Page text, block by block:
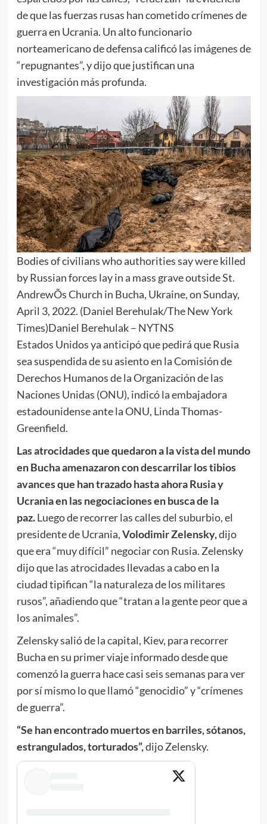
de que las fuerzas rusas han cometido crímenes de
guerra en Ucrania. Un alto funcionario
norteamericano de defensa calificó las imágenes de
“repugnantes”, y dijo que justifican una
investigación más profunda.
Bodies of civilians who authorities say were killed
by Russian forces lay in a mass grave outside St.
AndrewÕs Church in Bucha, Ukraine, on Sunday,
April 3, 2022. (Daniel Berehulak/The New York
Times)Daniel Berehulak – NYTNS
Estados Unidos ya anticipó que pedirá que Rusia
sea suspendida de su asiento en la Comisión de
Derechos Humanos de la Organización de las
Naciones Unidas (ONU), indicó la embajadora
estadounidense ante la ONU, Linda Thomas-
Greenfield.
Las atrocidades que quedaron a la vista del mundo
en Bucha amenazaron con descarrilar los tibios
avances que han trazado hasta ahora Rusia y
Ucrania en las negociaciones en busca de la
paz.Luego de recorrer las calles del suburbio, el
presidente de Ucrania,Volodimir Zelensky,dijo
que era “muy difícil” negociar con Rusia. Zelensky
dijo que las atrocidades llevadas a cabo en la
ciudad tipifican “la naturaleza de los militares
rusos”, añadiendo que “tratan a la gente peor que a
los animales”.
Zelensky salió de la capital, Kiev, para recorrer
Bucha en su primer viaje informado desde que
comenzó la guerra hace casi seis semanas para ver
por sí mismo lo que llamó “genocidio” y “crímenes
de guerra”.
“Se han encontrado muertos en barriles, sótanos,
estrangulados, torturados”,dijo Zelensky.